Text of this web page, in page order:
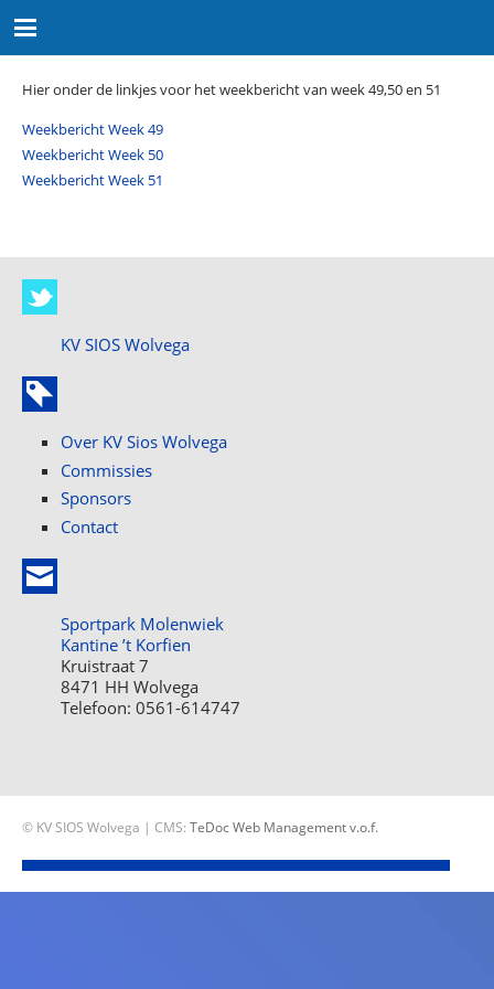
Hier onder de linkjes voor het weekbericht van week 49,50 en 51
Weekbericht Week 49
Weekbericht Week 50
Weekbericht Week 51
KV SIOS Wolvega
Over KV Sios Wolvega
Commissies
Sponsors
Contact
Sportpark Molenwiek
Kantine ’t Korfien
Kruistraat 7
8471 HH Wolvega
Telefoon: 0561-614747
© KV SIOS Wolvega | CMS: TeDoc Web Management v.o.f.